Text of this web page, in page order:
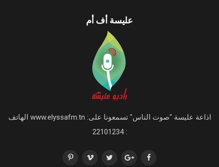
عليسة أف أم
اذاعة عليسة "صوت الناس" تسمعونا على: www.elyssafm.tn الهاتف
: 22101234